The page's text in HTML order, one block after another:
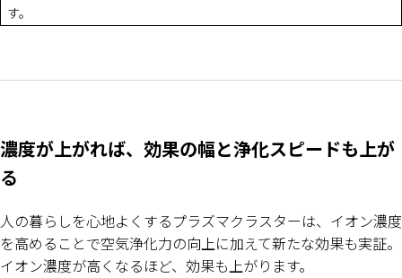
す。
濃度が上がれば、効果の幅と浄化スピードも上が
る
人の暮らしを心地よくするプラズマクラスターは、イオン濃度
を高めることで空気浄化力の向上に加えて新たな効果も実証。
イオン濃度が高くなるほど、効果も上がります。